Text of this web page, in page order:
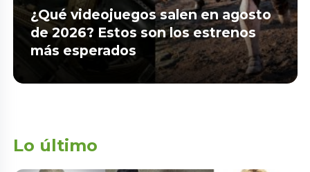
¿Qué videojuegos salen en agosto
de 2026? Estos son los estrenos
más esperados
Lo último